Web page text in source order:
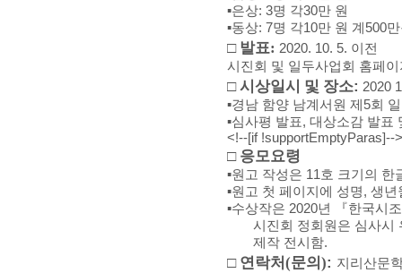
▪은상: 3명 각30만 원
▪동상: 7명 각10만 원 계 500
□ 발표: 2020. 10. 5. 이전
시진회 및 일두사업회 홈페이
□시상일시 및 장소: 2020
▪경남 함양 남계서원 제 5회
▪심사평 발표, 대상소감 발표
<!--[if !supportEmptyParas]--
□ 응모요령
▪원고 작성은 11호 크기의 한
▪원고 첫 페이지에 성명, 생년
▪수상작은 2020년 『한국시
시진회 정회원은 심사시
제작 전시함.
□ 연락처 (문의 ): 지리산문